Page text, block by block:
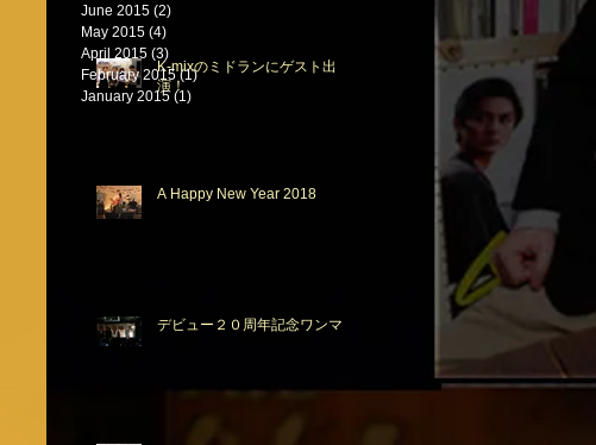
K-mixのミドランにゲスト出
演！
A Happy New Year 2018
デビュー２０周年記念ワンマン
June 2015 (2)
May 2015 (4)
April 2015 (3)
February 2015 (1)1 post
January 2015 (1)